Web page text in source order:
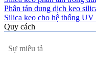
Phân tán dung dịch keo
Silica keo cho hệ thống
Quy cách
Sự miêu tả